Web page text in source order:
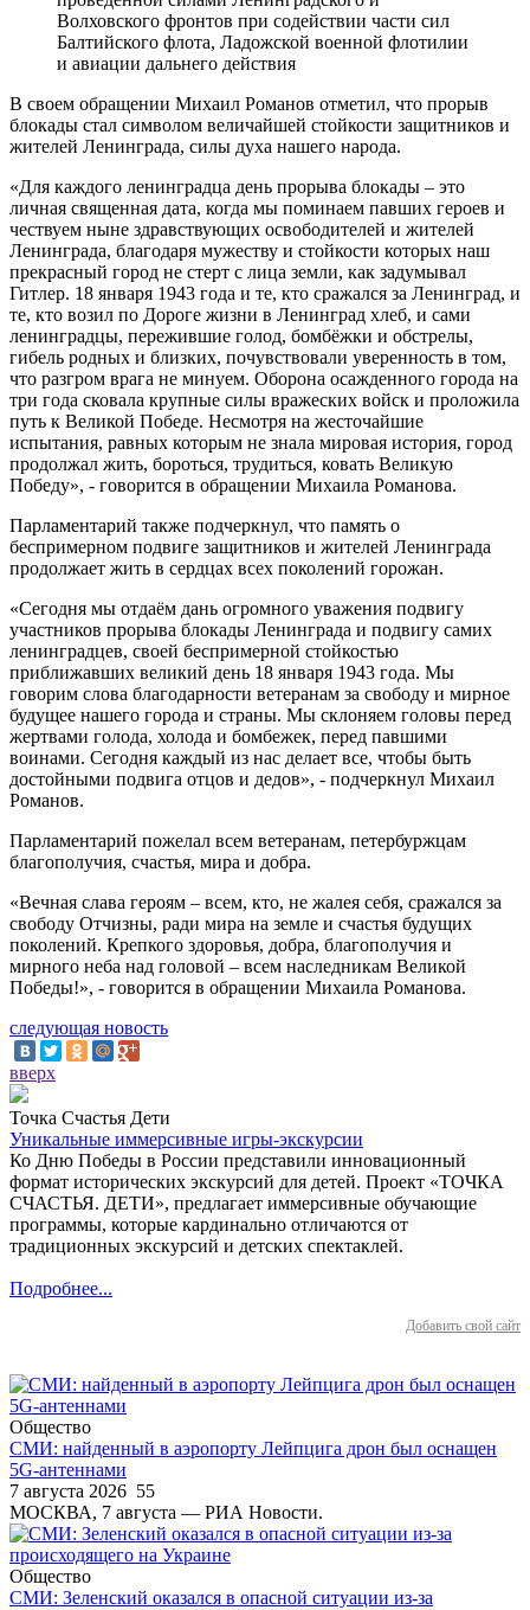
Волховского фронтов при содействии части сил
Балтийского флота, Ладожской военной флотилии
и авиации дальнего действия
В своем обращении Михаил Романов отметил, что прорыв
блокады стал символом величайшей стойкости защитников и
жителей Ленинграда, силы духа нашего народа.
«Для каждого ленинградца день прорыва блокады – это
личная священная дата, когда мы поминаем павших героев и
чествуем ныне здравствующих освободителей и жителей
Ленинграда, благодаря мужеству и стойкости которых наш
прекрасный город не стерт с лица земли, как задумывал
Гитлер. 18 января 1943 года и те, кто сражался за Ленинград, и
те, кто возил по Дороге жизни в Ленинград хлеб, и сами
ленинградцы, пережившие голод, бомбёжки и обстрелы,
гибель родных и близких, почувствовали уверенность в том,
что разгром врага не минуем. Оборона осажденного города на
три года сковала крупные силы вражеских войск и проложила
путь к Великой Победе. Несмотря на жесточайшие
испытания, равных которым не знала мировая история, город
продолжал жить, бороться, трудиться, ковать Великую
Победу», - говорится в обращении Михаила Романова.
Парламентарий также подчеркнул, что память о
беспримерном подвиге защитников и жителей Ленинграда
продолжает жить в сердцах всех поколений горожан.
«Сегодня мы отдаём дань огромного уважения подвигу
участников прорыва блокады Ленинграда и подвигу самих
ленинградцев, своей беспримерной стойкостью
приближавших великий день 18 января 1943 года. Мы
говорим слова благодарности ветеранам за свободу и мирное
будущее нашего города и страны. Мы склоняем головы перед
жертвами голода, холода и бомбежек, перед павшими
воинами. Сегодня каждый из нас делает все, чтобы быть
достойными подвига отцов и дедов», - подчеркнул Михаил
Романов.
Парламентарий пожелал всем ветеранам, петербуржцам
благополучия, счастья, мира и добра.
«Вечная слава героям – всем, кто, не жалея себя, сражался за
свободу Отчизны, ради мира на земле и счастья будущих
поколений. Крепкого здоровья, добра, благополучия и
мирного неба над головой – всем наследникам Великой
Победы!», - говорится в обращении Михаила Романова.
следующая новость
вверх
Точка Счастья Дети
Уникальные иммерсивные игры-экскурсии
Ко Дню Победы в России представили инновационный
формат исторических экскурсий для детей. Проект «ТОЧКА
СЧАСТЬЯ. ДЕТИ», предлагает иммерсивные обучающие
программы, которые кардинально отличаются от
традиционных экскурсий и детских спектаклей.
Подробнее...
Добавить свой сайт
Общество
СМИ: найденный в аэропорту Лейпцига дрон был оснащен
5G-антеннами
7 августа 2026 55
МОСКВА, 7 августа — РИА Новости.
Общество
СМИ: Зеленский оказался в опасной ситуации из-за